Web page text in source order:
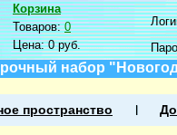
Корзина
Товаров:0
Цена:0 руб.
набор
пространство